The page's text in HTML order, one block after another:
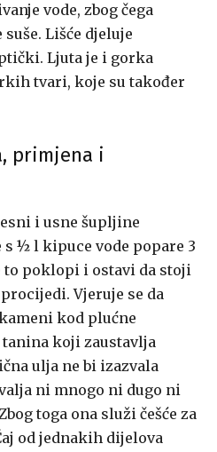
vode, zbog čega
Lišće djeluje
Ljuta je i gorka
tvari, koje su također
primjena i
i usne šupljine
s ½ l kipuce vode popare 3
to poklopi i ostavi da stoji
Vjeruje se da
kod plućne
koji zaustavlja
ulja ne bi izazvala
ni mnogo ni dugo ni
toga ona služi češće za
od jednakih dijelova